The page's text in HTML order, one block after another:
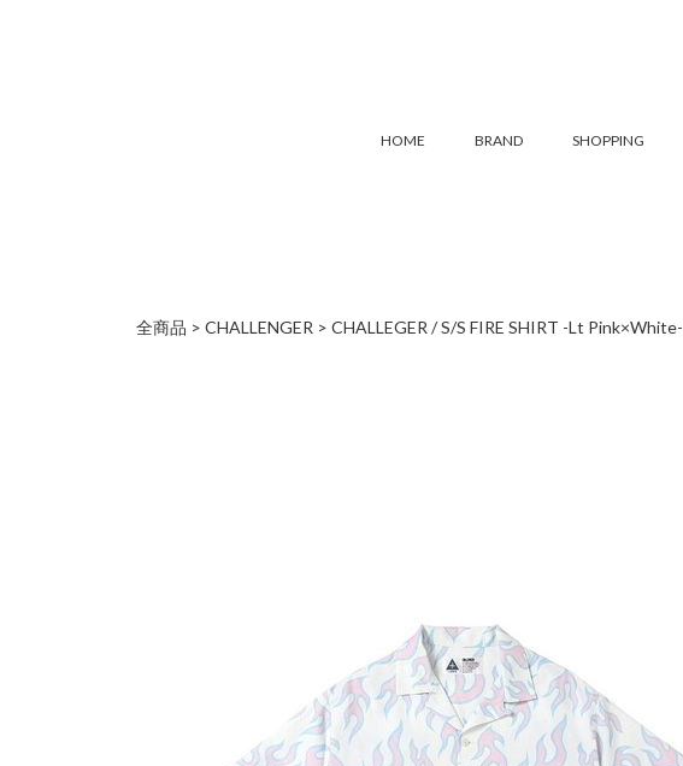
HOME BRAND SHOPPING
全商品 CHALLENGER CHALLEGER / S/S FIRE SHIRT -Lt Pink×White-